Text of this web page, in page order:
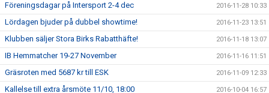
Föreningsdagar på Intersport 2-4 dec 2016-11-28 10:33
Lördagen bjuder på dubbel showtime! 2016-11-23 13:51
Klubben säljer Stora Birks Rabatthäfte! 2016-11-18 13:07
IB Hemmatcher 19-27 November 2016-11-16 11:51
Gräsroten med 5687 kr till ESK 2016-11-09 12:33
Kallelse till extra årsmöte 11/10, 18:00 2016-10-04 16:57